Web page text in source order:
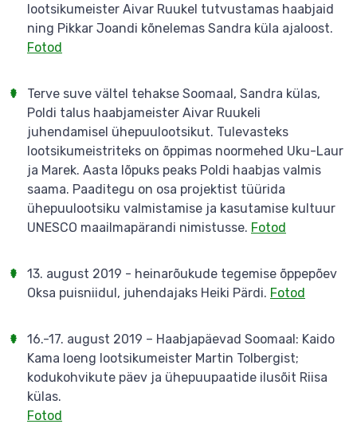
lootsikumeister Aivar Ruukel tutvustamas haabjaid
ning Pikkar Joandi kõnelemas Sandra küla ajaloost.
Fotod
Terve suve vältel tehakse Soomaal, Sandra külas,
Poldi talus haabjameister Aivar Ruukeli
juhendamisel ühepuulootsikut. Tulevasteks
lootsikumeistriteks on õppimas noormehed Uku-Laur
ja Marek. Aasta lõpuks peaks Poldi haabjas valmis
saama. Paaditegu on osa projektist tüürida
ühepuulootsiku valmistamise ja kasutamise kultuur
UNESCO maailmapärandi nimistusse. Fotod
13. august 2019 - heinarõukude tegemise õppepõev
Oksa puisniidul, juhendajaks Heiki Pärdi. Fotod
16.-17. august 2019 – Haabjapäevad Soomaal: Kaido
Kama loeng lootsikumeister Martin Tolbergist;
kodukohvikute päev ja ühepuupaatide ilusõit Riisa
külas.
Fotod